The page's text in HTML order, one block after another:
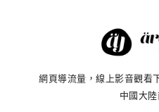
無
數
網頁導流量，線上影音觀看
中國大